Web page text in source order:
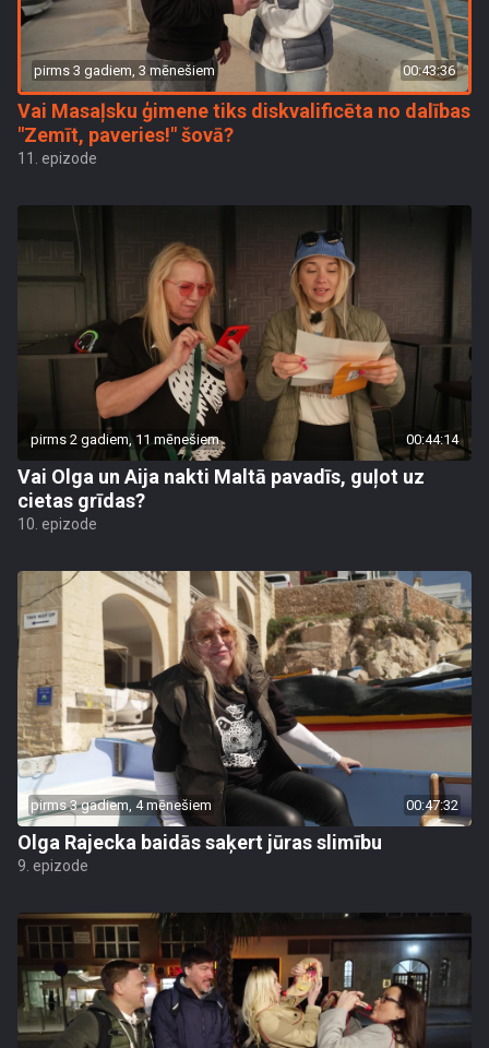
pirms 3 gadiem, 3 mēnešiem 00:43:36
Vai Masaļsku ģimene tiks diskvalificēta no dalības
"Zemīt, paveries!" šovā?
11. epizode
pirms 2 gadiem, 11 mēnešiem 00:44:14
Vai Olga un Aija nakti Maltā pavadīs, guļot uz
cietas grīdas?
10. epizode
pirms 3 gadiem, 4 mēnešiem 00:47:32
Olga Rajecka baidās saķert jūras slimību
9. epizode